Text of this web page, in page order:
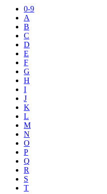
0-9
A
B
C
D
E
F
G
H
I
J
K
L
M
N
O
P
Q
R
S
T